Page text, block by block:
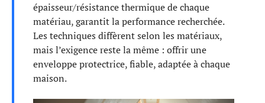
épaisseur/résistance thermique de chaque
matériau, garantit la performance recherchée.
Les techniques diffèrent selon les matériaux,
mais l’exigence reste la même : offrir une
enveloppe protectrice, fiable, adaptée à chaque
maison.